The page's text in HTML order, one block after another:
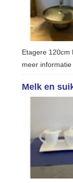
Etagere 120cm
meer informatie
Melk en